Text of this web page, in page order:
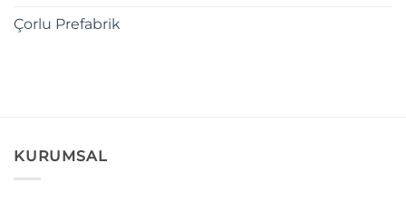
Çorlu Prefabrik
KURUMSAL